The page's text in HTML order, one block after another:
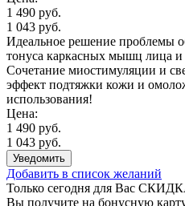
1 490 руб.
1 043 руб.
Идеальное решение проблемы
тонуса каркасных мышц лица
Сочетание миостимуляции и
эффект подтяжки кожи и
использования!
Цена:
1 490 руб.
1 043 руб.
Уведомить
Добавить в список желаний
Только сегодня для Вас
Вы получите на бонусную